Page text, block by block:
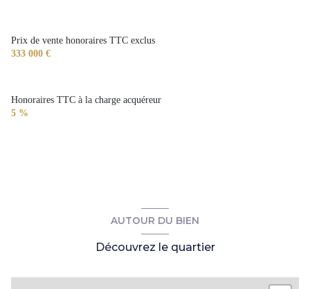
Prix de vente honoraires TTC exclus
333 000 €
Honoraires TTC à la charge acquéreur
5 %
AUTOUR DU BIEN
Découvrez le quartier